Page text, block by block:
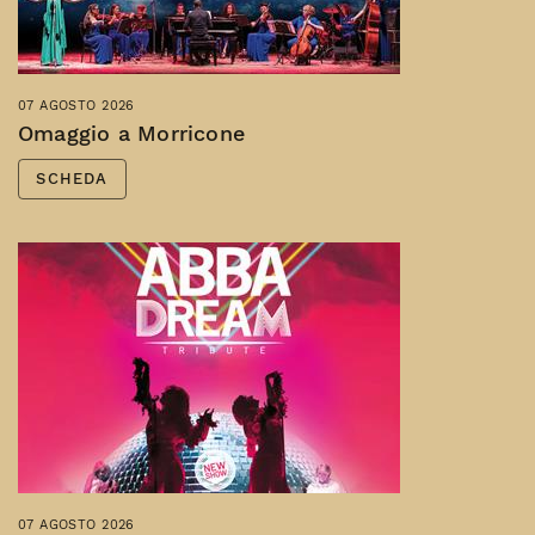
07 AGOSTO 2026
Omaggio a Morricone
SCHEDA
07 AGOSTO 2026